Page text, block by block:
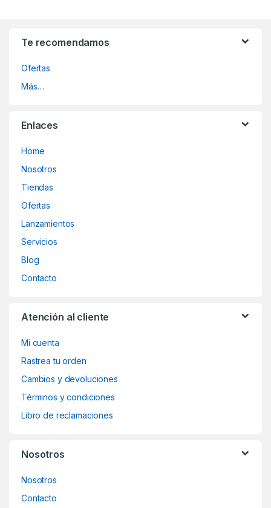
Te recomendamos
Ofertas
Más…
Enlaces
Home
Nosotros
Tiendas
Ofertas
Lanzamientos
Servicios
Blog
Contacto
Atención al cliente
Mi cuenta
Rastrea tu orden
Cambios y devoluciones
Términos y condiciones
Libro de reclamaciones
Nosotros
Nosotros
Contacto